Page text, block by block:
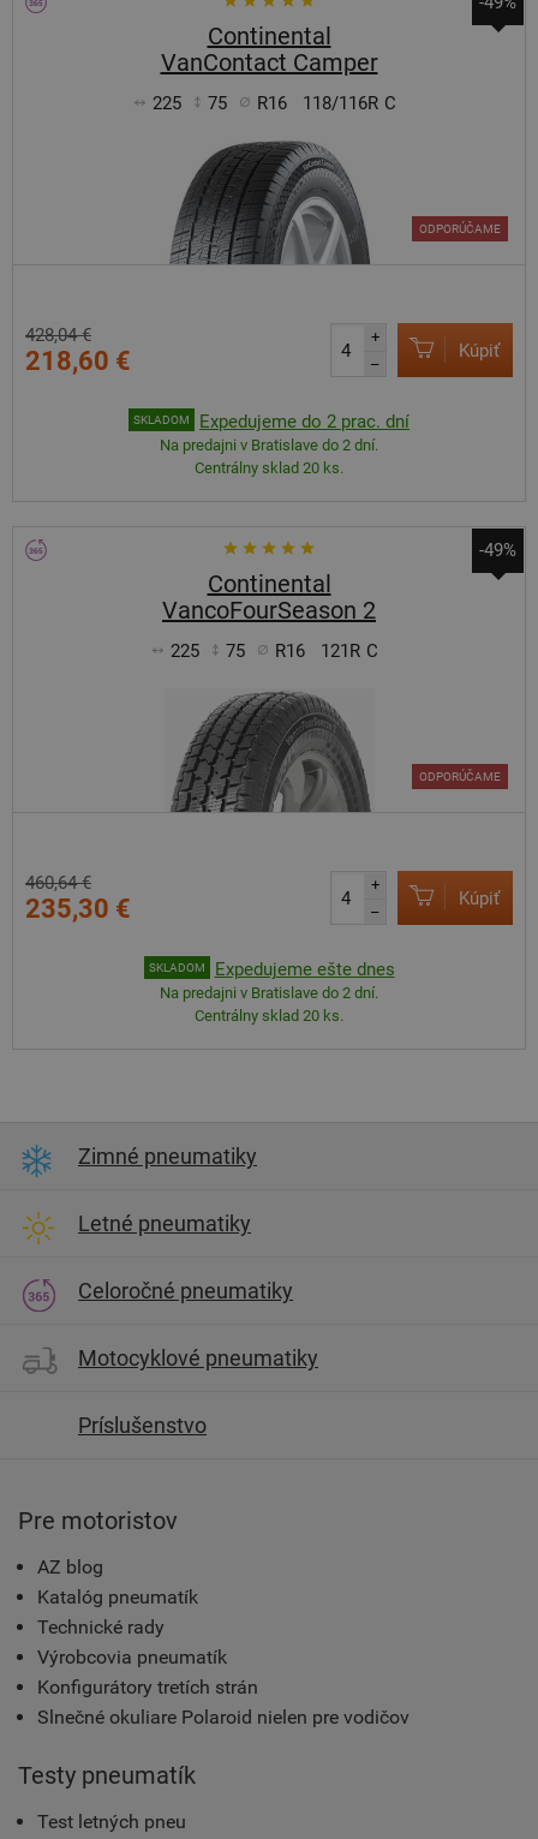
Continental
VanContact Camper
225 75 R16 118/116R C
ODPORÚČAME
428,04 €
218,60 €
+
–
Kúpiť
SKLADOM Expedujeme do 2 prac. dní
Na predajni v Bratislave do 2 dní.
Centrálny sklad 20 ks.
-49%
Continental
VancoFourSeason 2
225 75 R16 121R C
ODPORÚČAME
460,64 €
235,30 €
+
–
Kúpiť
SKLADOM Expedujeme ešte dnes
Na predajni v Bratislave do 2 dní.
Centrálny sklad 20 ks.
Zimné pneumatiky
Letné pneumatiky
Celoročné pneumatiky
Motocyklové pneumatiky
Príslušenstvo
Pre motoristov
AZ blog
Katalóg pneumatík
Technické rady
Výrobcovia pneumatík
Konfigurátory tretích strán
Slnečné okuliare Polaroid nielen pre vodičov
Testy pneumatík
Test letných pneu